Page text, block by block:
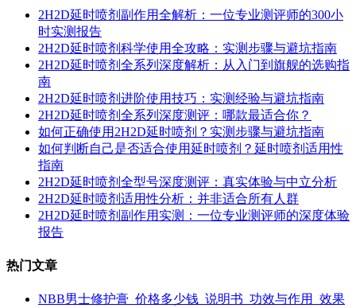
2H2D延时喷剂副作用全解析：一位专业测评师的300小
时实测报告
2H2D延时喷剂科学使用全攻略：实测步骤与避坑指南
2H2D延时喷剂全系列深度解析：从入门到旗舰的选购指
南
2H2D延时喷剂进阶使用技巧：实测经验与避坑指南
2H2D延时喷剂全系列深度测评：哪款最适合你？
如何正确使用2H2D延时喷剂？实测步骤与避坑指南
如何判断自己是否适合使用延时喷剂？延时喷剂适用性
指南
2H2D延时喷剂全型号深度测评：真实体验与中立分析
2H2D延时喷剂适用性分析：并非适合所有人群
2H2D延时喷剂副作用实测：一位专业测评师的深度体验
报告
热门文章
NBB男士修护膏_价格多少钱_说明书_功效与作用_效果